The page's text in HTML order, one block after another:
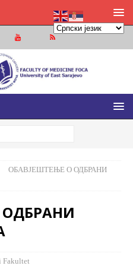
ФОЧА
У ИСТОЧНОМ
ОБАВЈЕШТЕЊЕ О ОДБРАНИ
ОДБРАНИ
Fakultet